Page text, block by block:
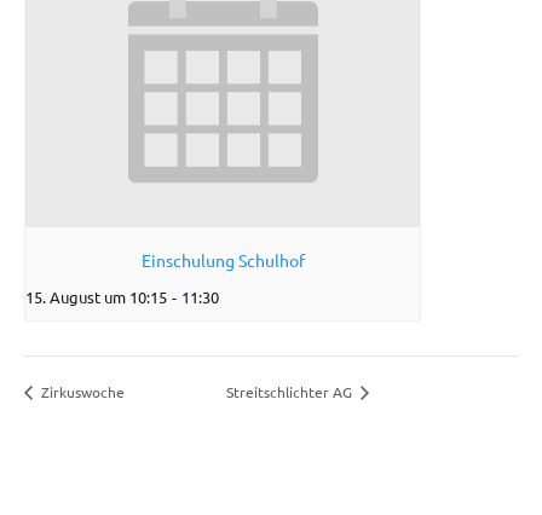
Einschulung Schulhof
15. August um 10:15 - 11:30
Zirkuswoche Streitschlichter AG